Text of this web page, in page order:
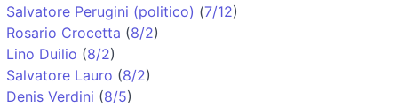
Salvatore Perugini (politico) (7/12)
Rosario Crocetta (8/2)
Lino Duilio (8/2)
Salvatore Lauro (8/2)
Denis Verdini (8/5)